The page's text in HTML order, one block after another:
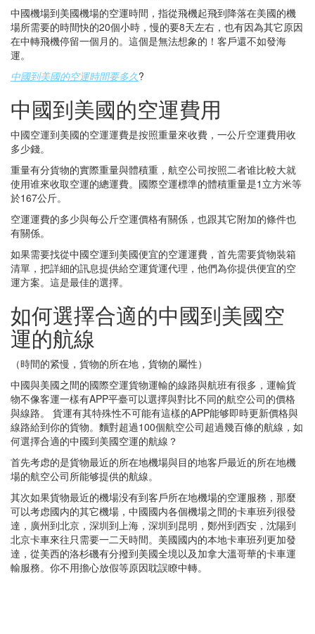
中國機場到美國機場的空運時間，指從飛機起飛到降落在美國的機
場所需要的時間快的20個小時，慢的要8天左右，也有因為其它原因
在中轉飛機停留一個月的。這個是無法想象的！客戶還不如發海
運。
中國到美國的空運時間要多久?
中國到美國的空運費用
中國空運到美國的空運運費是按照重量來收費，一公斤空運費用收
多少錢。
重量有分貨物的實際重量與體積重，航空公司按照二者谁比較大就
使用谁來收取空運的總運費。國際空運標準的體積重量是1立方米等
於167公斤。
空運運費的多少與每公斤空運價格有關係，也跟其它附加的條件也
有關係。
如果需要找從中國空運到美國便宜的空運運費，首先需要貨物裝箱
清單，把詳細的訊息提供給空運貨運代理，他們為你提供便宜的空
運方案。這是最佳的選擇。
如何選擇合適的中國到美國空
運的航線
（時間的紧慢，貨物的所在地，貨物的屬性）
中國與美國之間的國際空運貨物運輸的線路與航班有很多，運輸貨
物不像客運一樣有APP平臺可以選擇與對比不同的航空公司的價格
與線路。 貨運有其特殊性不可能有這樣的APP能够即時更新價格與
線路給到你的貨物。麵對超過100個航空公司超過幾百條的航線，如
何選擇合適的中國到美國空運的航線？
首先考虑的是貨物最近的所在地機場與目的地客戶最近的所在地機
場的航空公司所能够提供的航線。
其次如果貨物最近的機場没有到客戶所在地機場的空運服務，那麼
可以考虑國内的其它機場，中國國内各個機場之間的卡車班列很發
達，廣州到北京，深圳到上海，深圳到昆明，鄭州到西安，沈陽到
北京卡車來往只需要一二天時間。美國國内的本地卡車班列更加發
達，從美西的洛杉磯有分撥到美國全境以及加拿大溫哥華的卡車運
輸服務。你不用擔心放假等原因耽誤瞭中轉。